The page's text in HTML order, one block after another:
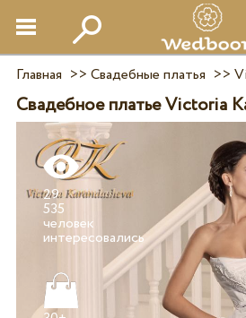
Главная >> Свадебные платья >>
Свадебное платье Victoria
29
535
человек
интересовались